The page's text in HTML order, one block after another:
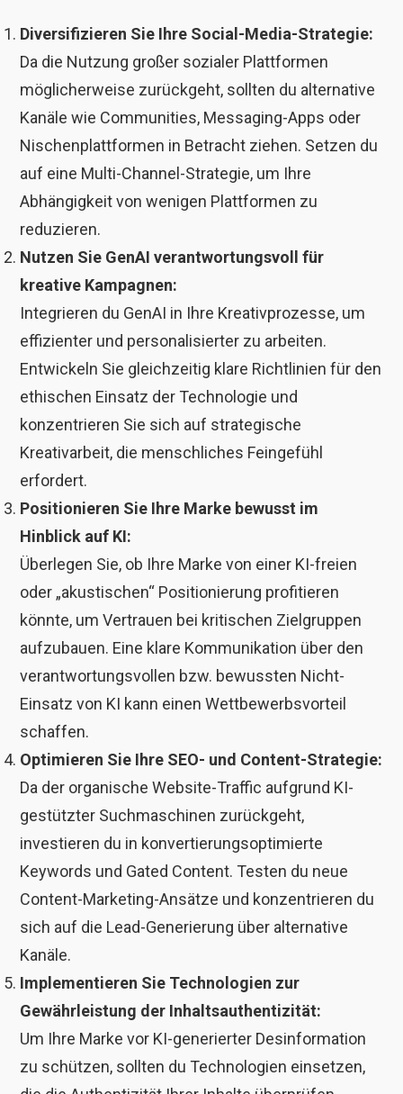
Diversifizieren Sie Ihre Social-Media-Strategie:
Da die Nutzung großer sozialer Plattformen
möglicherweise zurückgeht, sollten du alternative
Kanäle wie Communities, Messaging-Apps oder
Nischenplattformen in Betracht ziehen. Setzen du
auf eine Multi-Channel-Strategie, um Ihre
Abhängigkeit von wenigen Plattformen zu
reduzieren.
Nutzen Sie GenAI verantwortungsvoll für
kreative Kampagnen:
Integrieren du GenAI in Ihre Kreativprozesse, um
effizienter und personalisierter zu arbeiten.
Entwickeln Sie gleichzeitig klare Richtlinien für den
ethischen Einsatz der Technologie und
konzentrieren Sie sich auf strategische
Kreativarbeit, die menschliches Feingefühl
erfordert.
Positionieren Sie Ihre Marke bewusst im
Hinblick auf KI:
Überlegen Sie, ob Ihre Marke von einer KI-freien
oder „akustischen“ Positionierung profitieren
könnte, um Vertrauen bei kritischen Zielgruppen
aufzubauen. Eine klare Kommunikation über den
verantwortungsvollen bzw. bewussten Nicht-
Einsatz von KI kann einen Wettbewerbsvorteil
schaffen.
Optimieren Sie Ihre SEO- und Content-Strategie:
Da der organische Website-Traffic aufgrund KI-
gestützter Suchmaschinen zurückgeht,
investieren du in konvertierungsoptimierte
Keywords und Gated Content. Testen du neue
Content-Marketing-Ansätze und konzentrieren du
sich auf die Lead-Generierung über alternative
Kanäle.
Implementieren Sie Technologien zur
Gewährleistung der Inhaltsauthentizität:
Um Ihre Marke vor KI-generierter Desinformation
zu schützen, sollten du Technologien einsetzen,